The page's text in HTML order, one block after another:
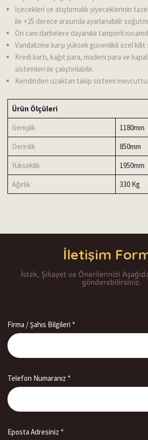
İçecekleri ve atıştırmalık yiyeceklerinin
ile +25 derece arasında ayarlanabilir
Ön cam darbelere dayanıklı tamperli
Vandalizme karşı yüksek güvenlikli özel
Kredi kartı, kağıt para, madeni para ve
sistemleri ile çalıştırılabilir.
Kendinden uzaktan takip sistemi
Ürün Ölçüleri
Genişlik
1180mm
Derinlik
850mm
Yükseklik
1950mm
Ağırlık
330 Kg
İletişim
İstek, Şikayet ve Önerilerinizi
gönderebilirsiniz.
Firma / Şahıs Bilgileri *
Telefon Numaranız *
Eposta Adresiniz *